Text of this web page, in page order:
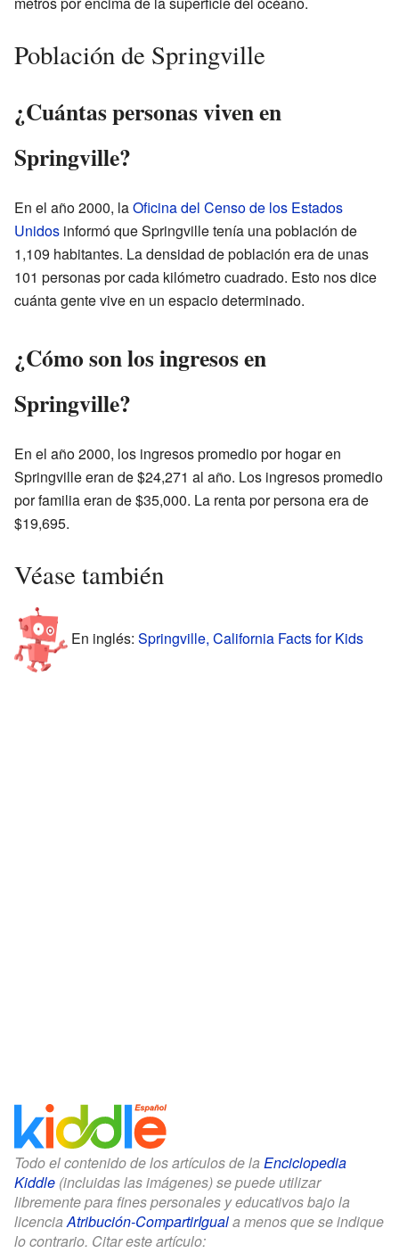
Población de Springville
¿Cuántas personas viven en
Springville?
En el año 2000, laOficina del Censo de los Estados
Unidos informó que Springville tenía una población de
1,109 habitantes. La densidad de población era de unas
101 personas por cada kilómetro cuadrado. Esto nos dice
cuánta gente vive en un espacio determinado.
¿Cómo son los ingresos en
Springville?
En el año 2000, los ingresos promedio por hogar en
Springville eran de $24,271 al año. Los ingresos promedio
por familia eran de $35,000. La renta por persona era de
$19,695.
Véase también
En inglés: Springville, California Facts for Kids
Todo el contenido de los artículos de la Enciclopedia
Kiddle (incluidas las imágenes) se puede utilizar
libremente para fines personales y educativos bajo la
licenciaAtribución-CompartirIguala menos que se indique
lo contrario. Citar este artículo: